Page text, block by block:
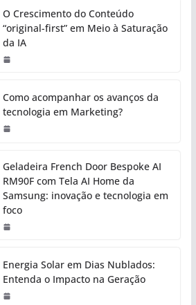
O Crescimento do Conteúdo
“original-first” em Meio à Saturação
da IA
Como acompanhar os avanços da
tecnologia em Marketing?
Geladeira French Door Bespoke AI
RM90F com Tela AI Home da
Samsung: inovação e tecnologia em
foco
Energia Solar em Dias Nublados:
Entenda o Impacto na Geração